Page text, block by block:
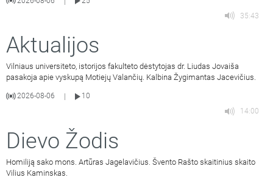
35:43
Aktualijos
Vilniaus universiteto, istorijos fakulteto dėstytojas dr. Liudas Jovaiša
pasakoja apie vyskupą Motiejų Valančių. Kalbina Žygimantas Jacevičius.
2026-08-06
10
14:00
Dievo Žodis
Homiliją sako mons. Artūras Jagelavičius. Švento Rašto skaitinius skaito
Vilius Kaminskas.